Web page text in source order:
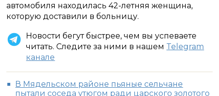
автомобиля находилась 42-летняя женщина,
которую доставили в больницу.
Новости бегут быстрее, чем вы успеваете
читать. Следите за ними в нашем Telegram
канале
В Мядельском районе пьяные сельчане
пытали соседа утюгом ради царского золотого